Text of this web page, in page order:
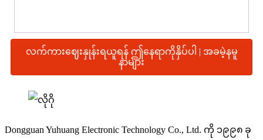
လက်ကားဈေးနှုန်းရယူရန် ဤနေရာကိုနှိပ်ပါ | အခမဲ့နမူ
နာများ
Dongguan Yuhuang Electronic Technology Co., Ltd. ကို ၁၉၉၈ ခု